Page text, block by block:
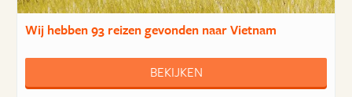
Wij hebben93 reizengevonden naar Vietnam
BEKIJKEN